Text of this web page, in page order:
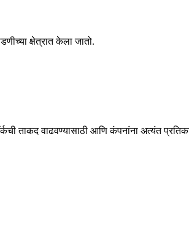
क्षेत्रात केला जातो.
ताकद वाढवण्यासाठी आणि कंपनांना अत्यंत